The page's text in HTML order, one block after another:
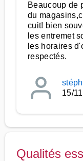
Beaucoup de
du
cuit! bien
les entremet
les horaires
respectés.
15/
Qualités